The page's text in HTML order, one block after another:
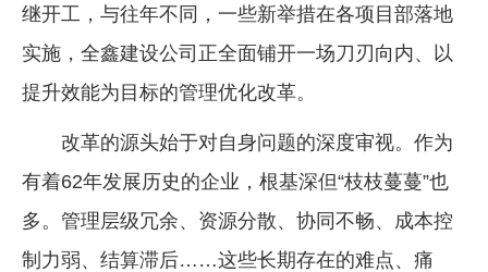
地矿 建设
党建工作
企业文化
《资源再生》杂志
行情报价
继开工，与往年不同，一些新举措在各项目部落地
实施，全鑫建设公司正全面铺开一场刀刃向内、以
提升效能为目标的管理优化改革。
改革的源头始于对自身问题的深度审视。作为
有着62年发展历史的企业，根基深但“枝枝蔓蔓”也
多。管理层级冗余、资源分散、协同不畅、成本控
制力弱、结算滞后……这些长期存在的难点、痛